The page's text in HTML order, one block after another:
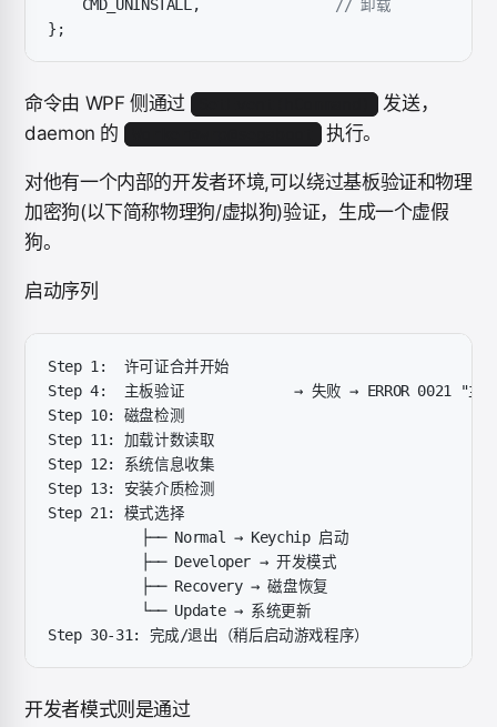
    CMD_UNINSTALL,
                // 卸载
};
命令由 WPF 侧通过
发送，
daemon 的
执行。
对他有一个内部的开发者环境,可以绕过基板验证和物理
加密狗(以下简称物理狗/虚拟狗)验证，生成一个虚假
狗。
启动序列
Step 1:  许可证合并开始
Step 4:  主板验证             → 失败 → ERROR 0021 "主
Step 10: 磁盘检测
Step 11: 加载计数读取
Step 12: 系统信息收集
Step 13: 安装介质检测
Step 21: 模式选择
           ├── Normal → Keychip 启动
           ├── Developer → 开发模式
           ├── Recovery → 磁盘恢复
           └── Update → 系统更新
Step 30-31: 完成/退出（稍后启动游戏程序）
开发者模式则是通过